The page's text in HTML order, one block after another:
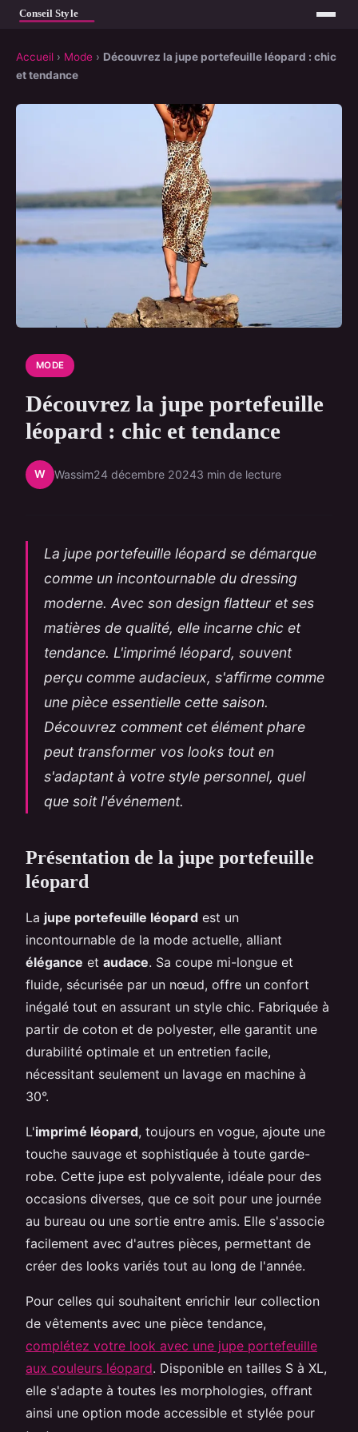
Accueil › Mode › Découvrez la jupe portefeuille léopard : chic
et tendance
MODE
Découvrez la jupe portefeuille
léopard : chic et tendance
W Wassim24 décembre 20243 min de lecture
La jupe portefeuille léopard se démarque
comme un incontournable du dressing
moderne. Avec son design flatteur et ses
matières de qualité, elle incarne chic et
tendance. L'imprimé léopard, souvent
perçu comme audacieux, s'affirme comme
une pièce essentielle cette saison.
Découvrez comment cet élément phare
peut transformer vos looks tout en
s'adaptant à votre style personnel, quel
que soit l'événement.
Présentation de la jupe portefeuille
léopard
La jupe portefeuille léopard est un
incontournable de la mode actuelle, alliant
élégance et audace. Sa coupe mi-longue et
fluide, sécurisée par un nœud, offre un confort
inégalé tout en assurant un style chic. Fabriquée à
partir de coton et de polyester, elle garantit une
durabilité optimale et un entretien facile,
nécessitant seulement un lavage en machine à
30°.
L'imprimé léopard, toujours en vogue, ajoute une
touche sauvage et sophistiquée à toute garde-
robe. Cette jupe est polyvalente, idéale pour des
occasions diverses, que ce soit pour une journée
au bureau ou une sortie entre amis. Elle s'associe
facilement avec d'autres pièces, permettant de
créer des looks variés tout au long de l'année.
Pour celles qui souhaitent enrichir leur collection
de vêtements avec une pièce tendance,
complétez votre look avec une jupe portefeuille
aux couleurs léopard. Disponible en tailles S à XL,
elle s'adapte à toutes les morphologies, offrant
ainsi une option mode accessible et stylée pour